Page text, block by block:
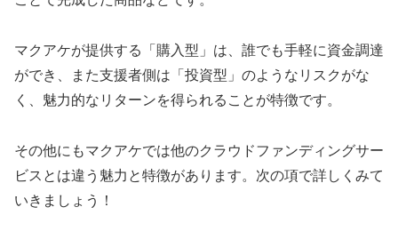
マクアケが提供する「購入型」は、誰でも手軽に資金調達
ができ、また支援者側は「投資型」のようなリスクがな
く、魅力的なリターンを得られることが特徴です。
その他にもマクアケでは他のクラウドファンディングサー
ビスとは違う魅力と特徴があります。次の項で詳しくみて
いきましょう！